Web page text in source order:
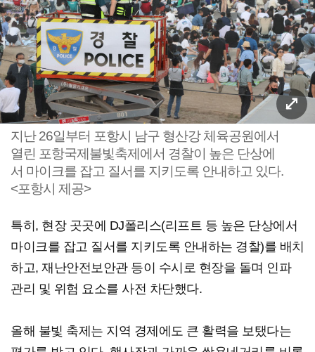
지난 26일부터 포항시 남구 형산강 체육공원에서
열린 포항국제불빛축제에서 경찰이 높은 단상에
서 마이크를 잡고 질서를 지키도록 안내하고 있다.
<포항시 제공>
특히, 현장 곳곳에 DJ폴리스(리프트 등 높은 단상에서
마이크를 잡고 질서를 지키도록 안내하는 경찰)를 배치
하고, 재난안전보안관 등이 수시로 현장을 돌며 인파
관리 및 위험 요소를 사전 차단했다.
올해 불빛 축제는 지역 경제에도 큰 활력을 보탰다는